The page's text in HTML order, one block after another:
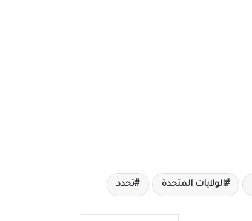
الولايات المتحدة تحدد